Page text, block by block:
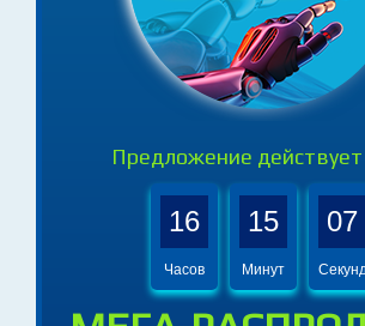
Предложение действует
16 15 05